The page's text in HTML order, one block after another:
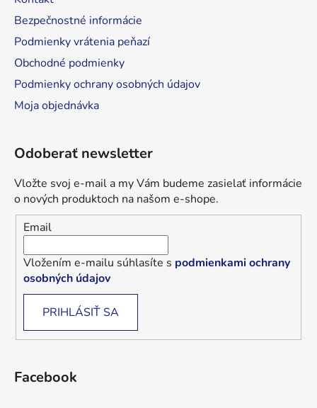
Bezpečnostné informácie
Podmienky vrátenia peňazí
Obchodné podmienky
Podmienky ochrany osobných údajov
Moja objednávka
Odoberať newsletter
Vložte svoj e-mail a my Vám budeme zasielať informácie
o nových produktoch na našom e-shope.
Email
Vložením e-mailu súhlasíte s podmienkami ochrany
osobných údajov
PRIHLÁSIŤ SA
Facebook